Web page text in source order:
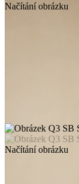
Načítání obrázku
Načítání obrázku